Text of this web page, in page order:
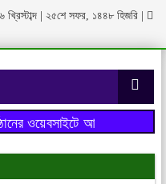
| ২৫শে সফর, ১৪৪৮ হিজরি
ওয়েবসাইটে আপনাকে স্বাগতম..